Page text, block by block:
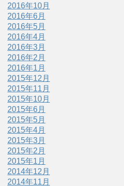
2016年10月
2016年6月
2016年5月
2016年4月
2016年3月
2016年2月
2016年1月
2015年12月
2015年11月
2015年10月
2015年6月
2015年5月
2015年4月
2015年3月
2015年2月
2015年1月
2014年12月
2014年11月